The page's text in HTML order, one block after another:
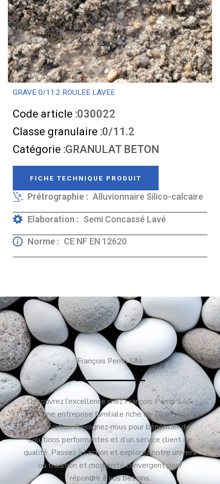
GRAVE 0/11.2 ROULEE LAVEE
Code article :030022
Classe granulaire :0/11.2
Catégorie :GRANULAT BETON
FICHE TECHNIQUE PRODUIT
Prétrographie : Alluvionnaire Silico-calcaire
Elaboration : Semi Concassé Lavé
Norme : CE NF EN 12620
François Perrin SAS
Découvrez l’excellence chez François Perrin SAS,
une entreprise familiale riche de 70 ans
d’innovation. Rejoignez-nous pour bénéficier de
solutions performantes et d’un service client de
qualité. Passez à l’action et explorez notre univers
où tradition et modernité convergent pour
répondre à vos besoins.